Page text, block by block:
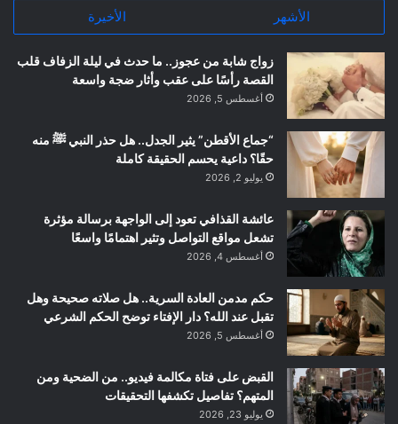
الأشهر الأخيرة
زواج شابة من عجوز.. ما حدث في ليلة الزفاف قلب
القصة رأسًا على عقب وأثار ضجة واسعة
أغسطس 5, 2026
“جماع الأقطن” يثير الجدل.. هل حذر النبي ﷺ منه
حقًا؟ داعية يحسم الحقيقة كاملة
يوليو 2, 2026
عائشة القذافي تعود إلى الواجهة برسالة مؤثرة
تشعل مواقع التواصل وتثير اهتمامًا واسعًا
أغسطس 4, 2026
حكم مدمن العادة السرية.. هل صلاته صحيحة وهل
تقبل عند الله؟ دار الإفتاء توضح الحكم الشرعي
أغسطس 5, 2026
القبض على فتاة مكالمة فيديو.. من الضحية ومن
المتهم؟ تفاصيل تكشفها التحقيقات
يوليو 23, 2026